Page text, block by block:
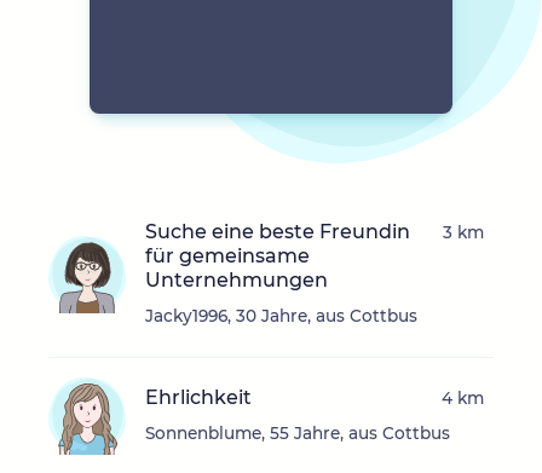
Suche eine beste Freundin
für gemeinsame
Unternehmungen
Jacky1996, 30 Jahre, aus Cottbus
3 km
Ehrlichkeit
Sonnenblume, 55 Jahre, aus Cottbus
4 km